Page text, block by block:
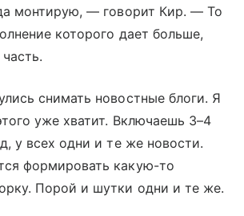
монтирую, — говорит Кир. — То
которого дает больше,
снимать новостные блоги. Я
уже хватит. Включаешь 3–4
у всех одни и те же новости.
формировать какую-то
Порой и шутки одни и те же.